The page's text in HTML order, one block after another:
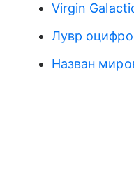
Virgin
Лувр
Назван